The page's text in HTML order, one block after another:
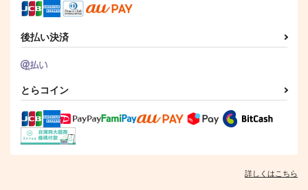
後払い決済
とらコイン
詳しくはこちら